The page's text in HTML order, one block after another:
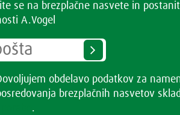
se na brezplačne nasvete in
A.Vogel
obdelavo podatkov za
brezplačnih nasvetov
.